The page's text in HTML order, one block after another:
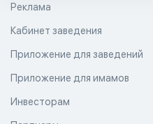
Реклама
Кабинет заведения
Приложение для заведений
Приложение для имамов
Инвесторам